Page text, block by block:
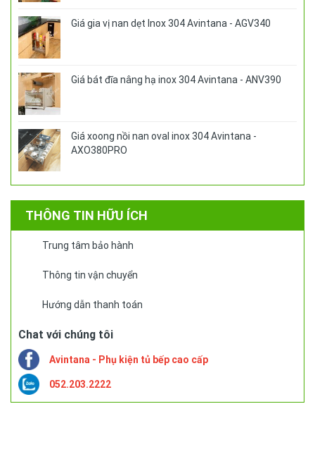
Giá gia vị nan dẹt Inox 304 Avintana - AGV340
Giá bát đĩa nâng hạ inox 304 Avintana - ANV390
Giá xoong nồi nan oval inox 304 Avintana -
AXO380PRO
THÔNG TIN HỮU ÍCH
Trung tâm bảo hành
Thông tin vận chuyển
Hướng dẫn thanh toán
Chat với chúng tôi
Avintana - Phụ kiện tủ bếp cao cấp
052.203.2222